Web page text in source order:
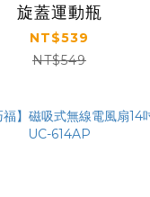
旋蓋運動瓶
NT$539
NT$549